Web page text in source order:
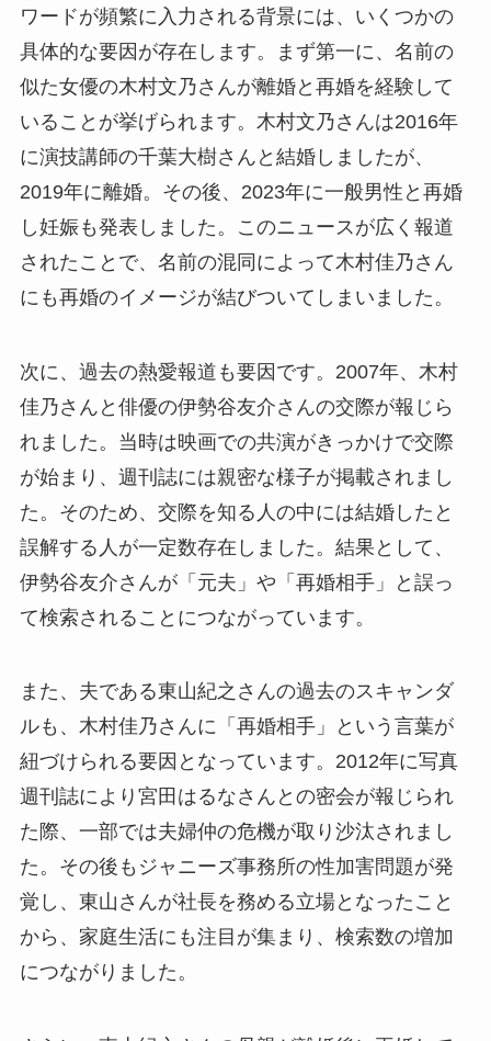
ワードが頻繁に入力される背景には、いくつかの
具体的な要因が存在します。まず第一に、名前の
似た女優の木村文乃さんが離婚と再婚を経験して
いることが挙げられます。木村文乃さんは2016年
に演技講師の千葉大樹さんと結婚しましたが、
2019年に離婚。その後、2023年に一般男性と再婚
し妊娠も発表しました。このニュースが広く報道
されたことで、名前の混同によって木村佳乃さん
にも再婚のイメージが結びついてしまいました。
次に、過去の熱愛報道も要因です。2007年、木村
佳乃さんと俳優の伊勢谷友介さんの交際が報じら
れました。当時は映画での共演がきっかけで交際
が始まり、週刊誌には親密な様子が掲載されまし
た。そのため、交際を知る人の中には結婚したと
誤解する人が一定数存在しました。結果として、
伊勢谷友介さんが「元夫」や「再婚相手」と誤っ
て検索されることにつながっています。
また、夫である東山紀之さんの過去のスキャンダ
ルも、木村佳乃さんに「再婚相手」という言葉が
紐づけられる要因となっています。2012年に写真
週刊誌により宮田はるなさんとの密会が報じられ
た際、一部では夫婦仲の危機が取り沙汰されまし
た。その後もジャニーズ事務所の性加害問題が発
覚し、東山さんが社長を務める立場となったこと
から、家庭生活にも注目が集まり、検索数の増加
につながりました。